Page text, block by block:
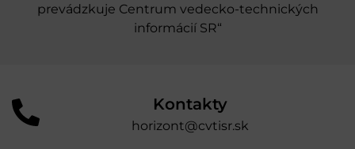
prevádzkuje Centrum vedecko-technických
informácií SR“
Kontakty
horizont@cvtisr.sk